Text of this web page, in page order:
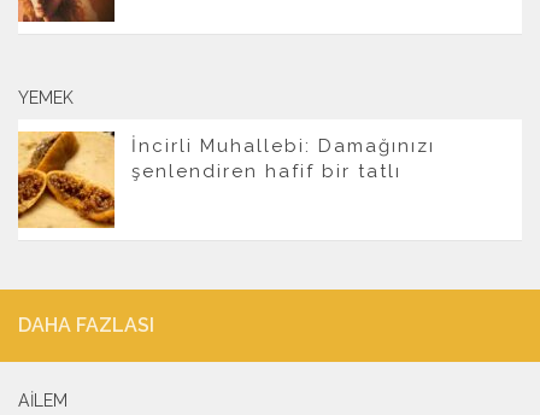
YEMEK
İncirli Muhallebi: Damağınızı
şenlendiren hafif bir tatlı
DAHA FAZLASI
AILEM